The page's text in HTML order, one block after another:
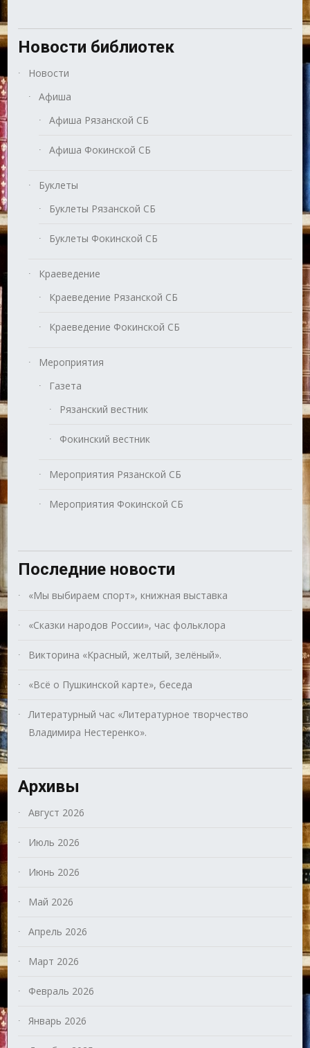
Новости библиотек
Новости
Афиша
Афиша Рязанской СБ
Афиша Фокинской СБ
Буклеты
Буклеты Рязанской СБ
Буклеты Фокинской СБ
Краеведение
Краеведение Рязанской СБ
Краеведение Фокинской СБ
Мероприятия
Газета
Рязанский вестник
Фокинский вестник
Мероприятия Рязанской СБ
Мероприятия Фокинской СБ
Последние новости
«Мы выбираем спорт», книжная выставка
«Сказки народов России», час фольклора
Викторина «Красный, желтый, зелёный».
«Всё о Пушкинской карте», беседа
Литературный час «Литературное творчество
Владимира Нестеренко».
Архивы
Август 2026
Июль 2026
Июнь 2026
Май 2026
Апрель 2026
Март 2026
Февраль 2026
Январь 2026